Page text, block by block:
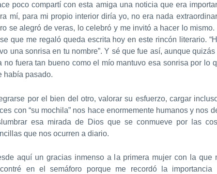
poco compartí con esta amiga una noticia que era
mí, para mi propio interior diría yo, no era nada
se alegró de veras, lo celebró y me invitó a hacer lo mismo.
que me regaló queda escrita hoy en este rincón literario.
una sonrisa en tu nombre”. Y sé que fue así, aunque quizás
no fuera tan bueno como el mío mantuvo esa sonrisa por lo
había pasado.
por el bien del otro, valorar su esfuerzo, cargar
con “su mochila” nos hace enormemente humanos y nos
esa mirada de Dios que se conmueve por las
que nos ocurren a diario.
aquí un gracias inmenso a la primera mujer con la que
en el semáforo porque me recordó la importancia